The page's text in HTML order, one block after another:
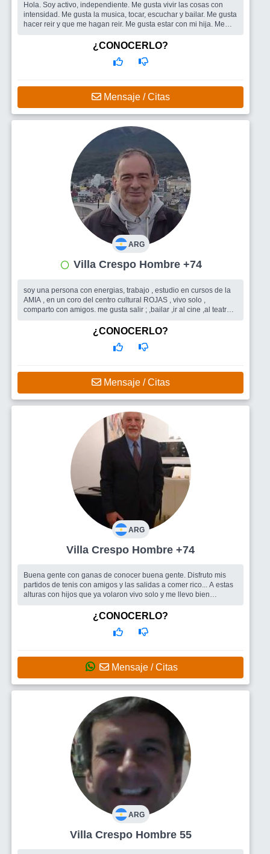
Hola. Soy activo, independiente. Me gusta vivir las cosas con
intensidad. Me gusta la musica, tocar, escuchar y bailar. Me gusta
hacer reir y que me hagan reir. Me gusta estar con mi hija. Me
Compartir, disfrutar, crecer, aprender
¿CONOCERLO?
Mensaje / Citas
ARG
Villa Crespo Hombre +74
soy una persona con energias, trabajo , estudio en cursos de la
AMIA , en un coro del centro cultural ROJAS , vivo solo ,
comparto con amigos. me gusta salir ; ,bailar ,ir al cine ,al teatro
amistades. amigos .independiente
¿CONOCERLO?
Mensaje / Citas
ARG
Villa Crespo Hombre +74
Buena gente con ganas de conocer buena gente. Disfruto mis
partidos de tenis con amigos y las salidas a comer rico... A estas
alturas con hijos que ya volaron vivo solo y me llevo bien
Nuevas relaciones con afinidad para disfrutar de estos
tiempos maravillosos que la vida nos regala. Iremos viendo para
donde nos llevan los vientos de "Encontrarse"... a veces pienso
¿CONOCERLO?
Mensaje / Citas
ARG
Villa Crespo Hombre 55